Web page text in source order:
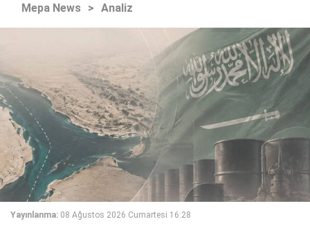
Mepa News > Analiz
Yayınlanma: 08 Ağustos 2026 Cumartesi 16:28